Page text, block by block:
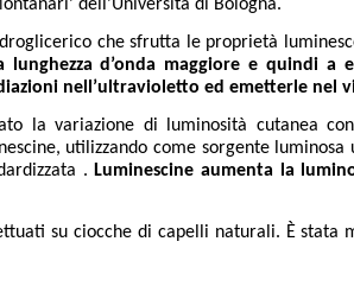
dell’Università di Bologna.
che sfrutta le proprietà
d’onda maggiore e quindi a
nell’ultravioletto ed emetterle nel
la variazione di luminosità cutanea
utilizzando come sorgente
.Luminescine aumenta la
su ciocche di capelli naturali. È